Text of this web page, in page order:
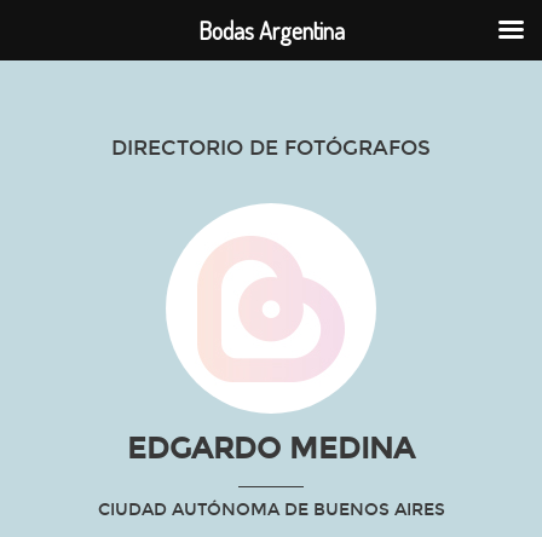
DIRECTORIO DE FOTÓGRAFOS
EDGARDO MEDINA
CIUDAD AUTÓNOMA DE BUENOS AIRES
Bodas Argentina